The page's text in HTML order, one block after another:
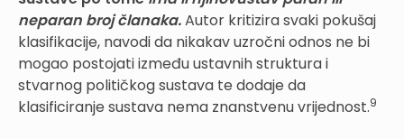
neparan broj članaka.Autor kritizira svaki pokušaj
klasifikacije, navodi da nikakav uzročni odnos ne bi
mogao postojati između ustavnih struktura i
stvarnog političkog sustava te dodaje da
klasificiranje sustava nema znanstvenu vrijednost.9